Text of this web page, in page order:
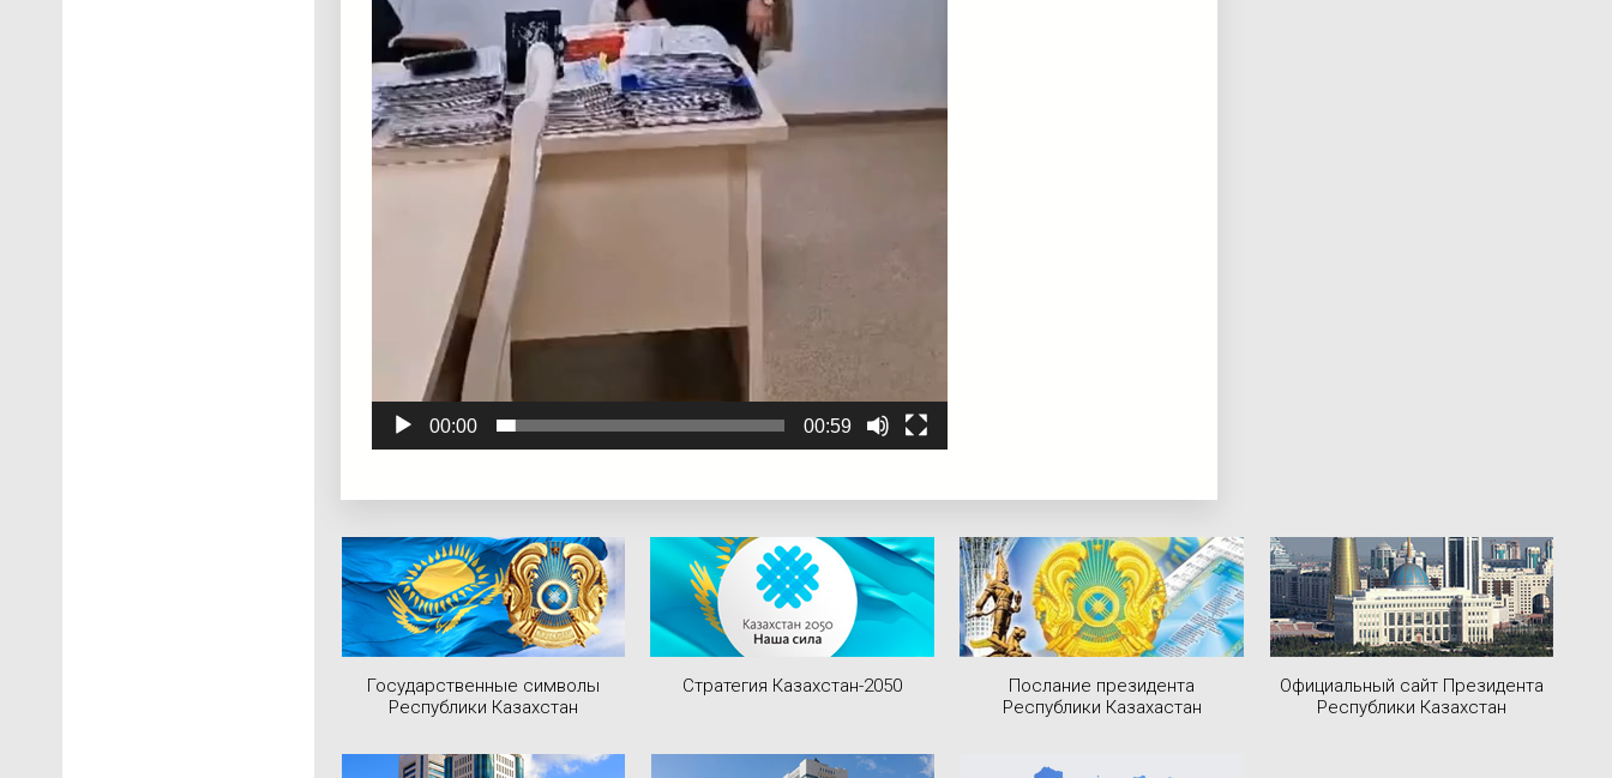
00:00 00:59
Государственные символы
Республики Казахстан
Стратегия Казахстан-2050
Послание президента
Республики Казахастан
Официальный сайт Президента
Республики Казахстан